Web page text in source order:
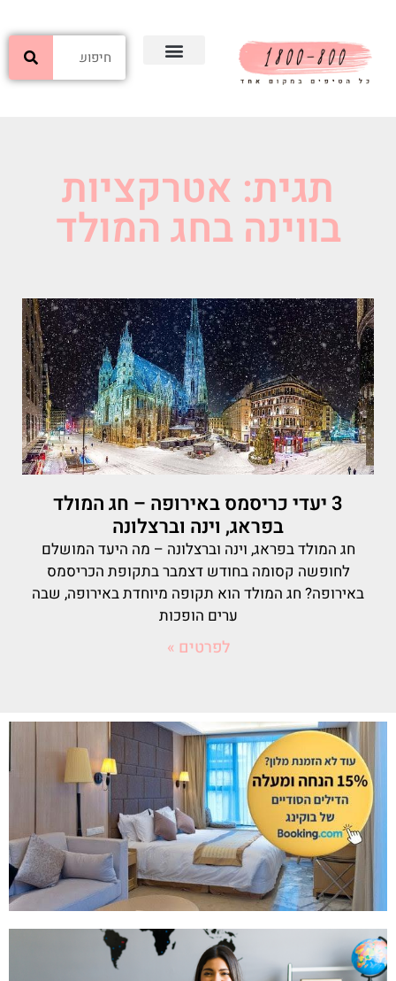
תגית: אטרקציות
בווינה בחג המולד
3 יעדי כריסמס באירופה – חג המולד
בפראג, וינה וברצלונה
חג המולד בפראג, וינה וברצלונה – מה היעד המושלם
לחופשה קסומה בחודש דצמבר בתקופת הכריסמס
באירופה? חג המולד הוא תקופה מיוחדת באירופה, שבה
ערים הופכות
לפרטים »